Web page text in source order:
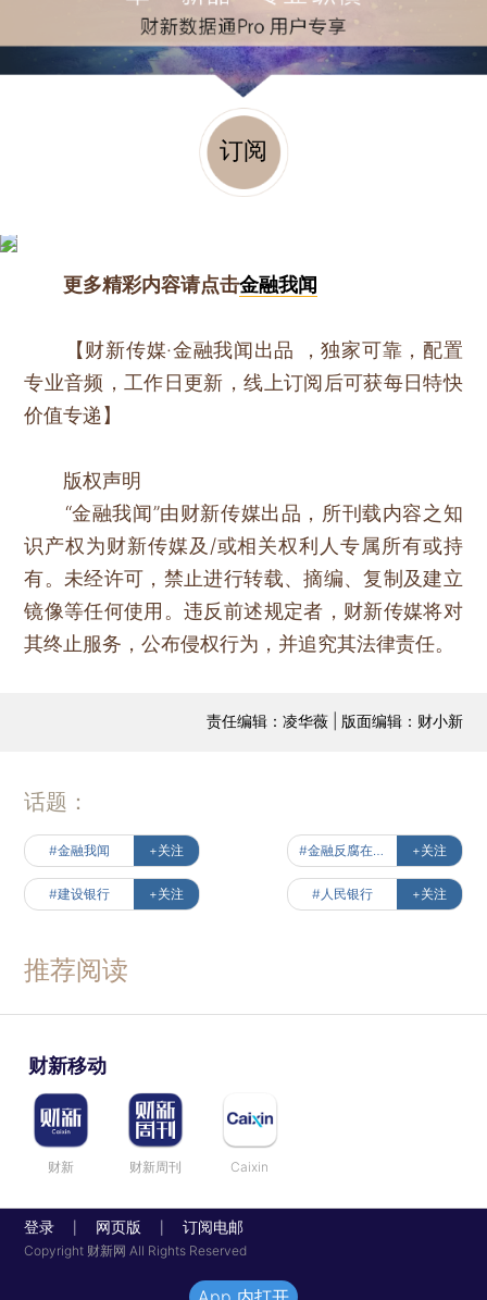
订阅
更多精彩内容请点击金融我闻
【财新传媒·金融我闻出品 ，独家可靠，配置
专业音频，工作日更新，线上订阅后可获每日特快
价值专递】
版权声明
“金融我闻”由财新传媒出品，所刊载内容之知
识产权为财新传媒及/或相关权利人专属所有或持
有。未经许可，禁止进行转载、摘编、复制及建立
镜像等任何使用。违反前述规定者，财新传媒将对
其终止服务，公布侵权行为，并追究其法律责任。
责任编辑：凌华薇 | 版面编辑：财小新
话题：
#金融我闻 +关注 #金融反腐在路上 +关注
#建设银行 +关注 #人民银行 +关注
推荐阅读
财新移动
财新 财新周刊 Caixin
登录 网页版 订阅电邮
Copyright 财新网 All Rights Reserved